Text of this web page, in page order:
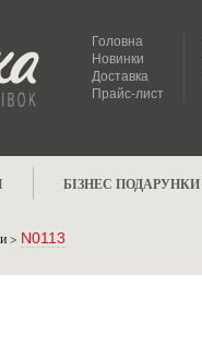
Головна
Новинки
Доставка
Прайс-лист
БІЗНЕС ПОДАРУНКИ
> N0113